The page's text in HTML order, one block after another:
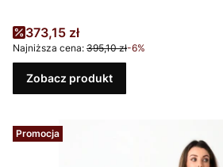
Cena promocyjna
373,15 zł
Najniższa cena: 395,10 zł-6%
Zobacz produkt
Promocja